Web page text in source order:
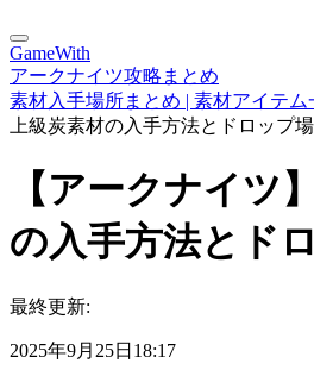
GameWith
アークナイツ攻略まとめ
素材入手場所まとめ | 素材アイテム
上級炭素材の入手方法とドロップ
【アークナイツ
の入手方法とド
最終更新:
2025年9月25日18:17